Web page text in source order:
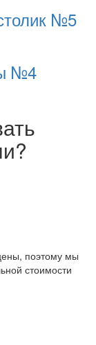
№5
№4
поэтому мы
стоимости